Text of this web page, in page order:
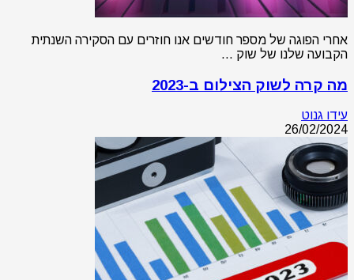
אחרי הפוגה של מספר חודשים אנו חוזרים עם הסקירה השנתית
הקבועה שלנו של שוק …
מה קרה לשוק הצילום ב-2023
עידו גנוט
26/02/2024